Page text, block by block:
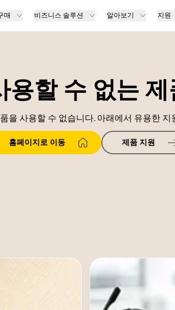
매 비즈니스 솔루션 알아보기 지원
용할 수 없는 제
을 사용할 수 없습니다. 아래에서 유용한
홈페이지로 이동 제품 지원